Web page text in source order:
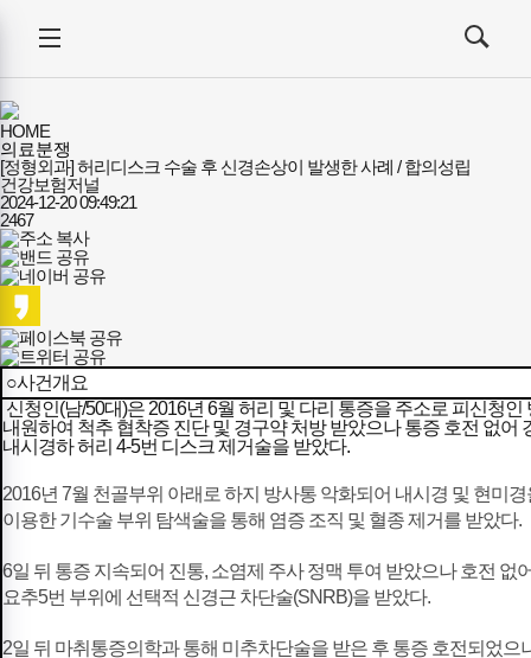
전체메뉴
열기/
검색
열기/
HOME
의료분쟁
[정형외과] 허리디스크 수술 후 신경손상이 발생한 사례 / 합의성립
건강보험저널
2024-12-20 09:49:21
2467
○사건개요
신청인(남/50대)은 2016년 6월 허리 및 다리 통증을 주소로 피신청인
내원하여 척추 협착증 진단 및 경구약 처방 받았으나 통증 호전 없어
내시경하 허리 4-5번 디스크 제거술을 받았다.
2016년 7월 천골부위 아래로 하지 방사통 악화되어 내시경 및 현미경
이용한 기수술 부위 탐색술을 통해 염증 조직 및 혈종 제거를 받았다.
6일 뒤 통증 지속되어 진통, 소염제 주사 정맥 투여 받았으나 호전 없
요추5번 부위에 선택적 신경근 차단술(SNRB)을 받았다.
2일 뒤 마취통증의학과 통해 미추차단술을 받은 후 통증 호전되었으